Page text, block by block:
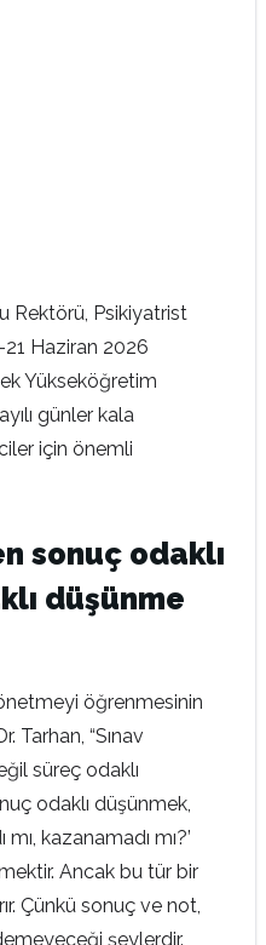
Rektörü, Psikiyatrist
Haziran 2026
Yükseköğretim
günler kala
için önemli
sonuç odaklı
düşünme
öğrenmesinin
Tarhan, “Sınav
süreç odaklı
odaklı düşünmek,
kazanamadı mı?’
Ancak bu tür bir
Çünkü sonuç ve not,
şeylerdir.